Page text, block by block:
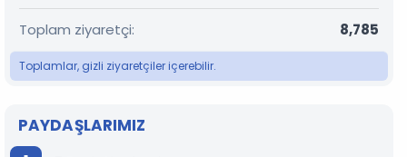
Toplam ziyaretçi 8,785
Toplamlar, gizli ziyaretçiler içerebilir.
PAYDAŞLARIMIZ